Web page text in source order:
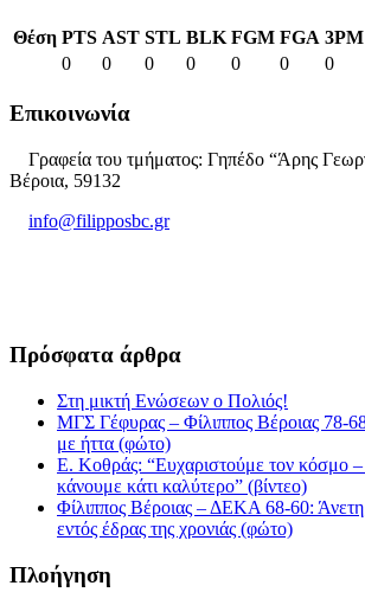
Θέση PTS AST STL BLK FGM FGA 3PM
0
0 0 0 0 0 0
Επικοινωνία
Γραφεία του τμήματος: Γηπέδο “Άρης
Βέροια, 59132
info@filipposbc.gr
Πρόσφατα άρθρα
Στη μικτή Ενώσεων ο Πολιός!
ΜΓΣ Γέφυρας – Φίλιππος Βέροιας 78-
με ήττα (φώτο)
Ε. Κοθράς: “Ευχαριστούμε τον κόσμο
κάνουμε κάτι καλύτερο” (βίντεο)
Φίλιππος Βέροιας – ΔΕΚΑ 68-60: Άνετη
εντός έδρας της χρονιάς (φώτο)
Πλοήγηση